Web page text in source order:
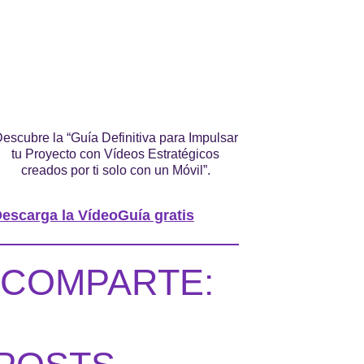
la “Guía Definitiva para Impulsar
tu Proyecto con Vídeos Estratégicos
creados por ti solo con un Móvil”.
la VídeoGuía gratis
COMPARTE: